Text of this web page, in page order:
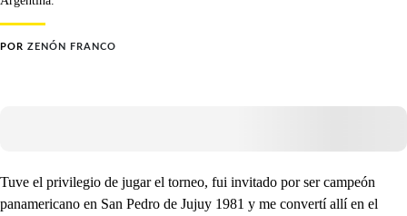
POR ZENÓN FRANCO
Tuve el privilegio de jugar el torneo, fui invitado por ser campeón
panamericano en San Pedro de Jujuy 1981 y me convertí allí en el